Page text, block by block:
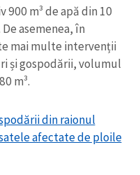
m³ de apă din 10
asemenea, în
mai multe intervenții
și gospodării, volumul
m³.
din raionul
afectate de ploile